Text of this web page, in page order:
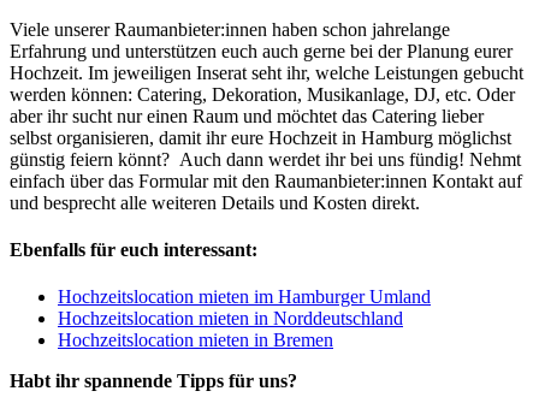
Viele unserer Raumanbieter:innen haben schon jahrelange
Erfahrung und unterstützen euch auch gerne bei der Planung eurer
Hochzeit. Im jeweiligen Inserat seht ihr, welche Leistungen gebucht
werden können: Catering, Dekoration, Musikanlage, DJ, etc. Oder
aber ihr sucht nur einen Raum und möchtet das Catering lieber
selbst organisieren, damit ihr eure Hochzeit in Hamburg möglichst
günstig feiern könnt? Auch dann werdet ihr bei uns fündig! Nehmt
einfach über das Formular mit den Raumanbieter:innen Kontakt auf
und besprecht alle weiteren Details und Kosten direkt.
Ebenfalls für euch interessant:
Hochzeitslocation mieten im Hamburger Umland
Hochzeitslocation mieten in Norddeutschland
Hochzeitslocation mieten in Bremen
Habt ihr spannende Tipps für uns?